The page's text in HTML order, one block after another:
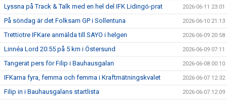
Lyssna på Track & Talk med en hel del IFK Lidingö-prat 2026-06-11 23:01
På söndag är det Folksam GP i Sollentuna 2026-06-10 21:13
Trettiotre IFKare anmälda till SAYO i helgen 2026-06-09 20:58
Linnéa Lord 20:55 på 5 km i Östersund 2026-06-09 07:11
Tangerat pers för Filip i Bauhausgalan 2026-06-08 00:10
IFKarna fyra, femma och femma i Kraftmätningskvalet 2026-06-07 12:32
Filip in i Bauhausgalans startlista 2026-06-07 12:09